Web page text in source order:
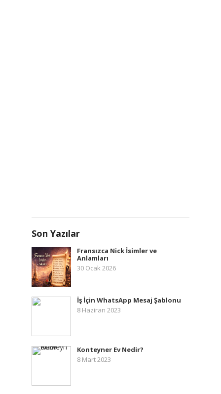
Son Yazılar
Fransızca Nick İsimler ve
Anlamları
30 Ocak 2026
İş İçin WhatsApp Mesaj Şablonu
8 Haziran 2023
Konteyner Ev Nedir?
8 Mart 2023